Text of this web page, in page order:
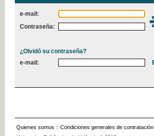
e-mail:
Contraseña:
¿Olvidó su contraseña?
e-mail:
Quienes somos :: Condiciones generales de contratación